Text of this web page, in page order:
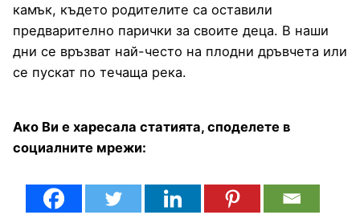
камък, където родителите са оставили
предварително парички за своите деца. В наши
дни се връзват най-често на плодни дръвчета или
се пускат по течаща река.
Ако Ви е харесала статията, споделете в
социалните мрежи: